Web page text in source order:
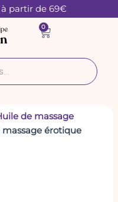
partir de 69€
0
Panier
de massage
érotique